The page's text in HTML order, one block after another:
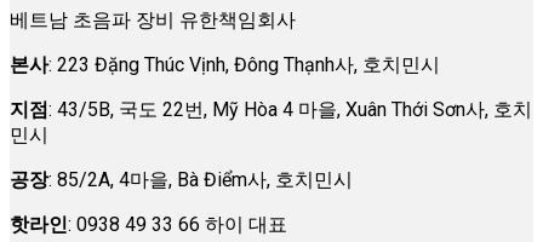
베트남 초음파 장비 유한책임회사
본사: 223 Đặng Thúc Vịnh, Đông Thạnh사, 호치민시
지점: 43/5B, 국도 22번, Mỹ Hòa 4 마을, Xuân Thới Sơn사, 호치
민시
공장: 85/2A, 4마을, Bà Điểm사, 호치민시
핫라인: 0938 49 33 66 하이 대표